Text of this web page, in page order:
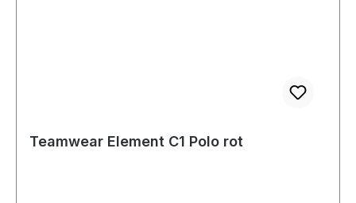
Teamwear Element C1 Polo rot